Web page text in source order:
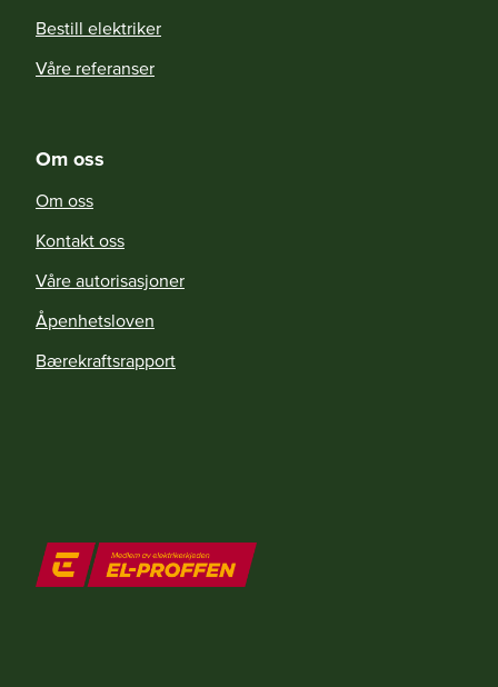
Bestill elektriker
Våre referanser
Om oss
Om oss
Kontakt oss
Våre autorisasjoner
Åpenhetsloven
Bærekraftsrapport